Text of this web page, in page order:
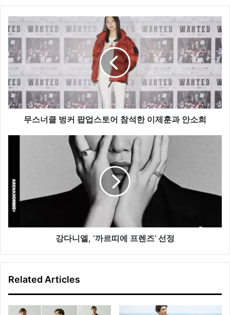
무
스
너
클
벙
커
팝
업
스
제
훈
과
안
무스너클 벙커 팝업스토어 참석한 이제훈과 안소희
‘까
르
띠
에
프
강다니엘, ‘까르띠에 프렌즈’ 선정
Related Articles